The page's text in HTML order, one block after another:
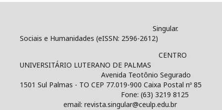
Singular.
Sociais e Humanidades (eISSN: 2596-2612)
CENTRO
UNIVERSITÁRIO LUTERANO DE PALMAS
Avenida Teotônio Segurado
1501 Sul Palmas - TO CEP 77.019-900 Caixa Postal nº 85
Fone: (63) 3219 8125
email: revista.singular@ceulp.edu.br